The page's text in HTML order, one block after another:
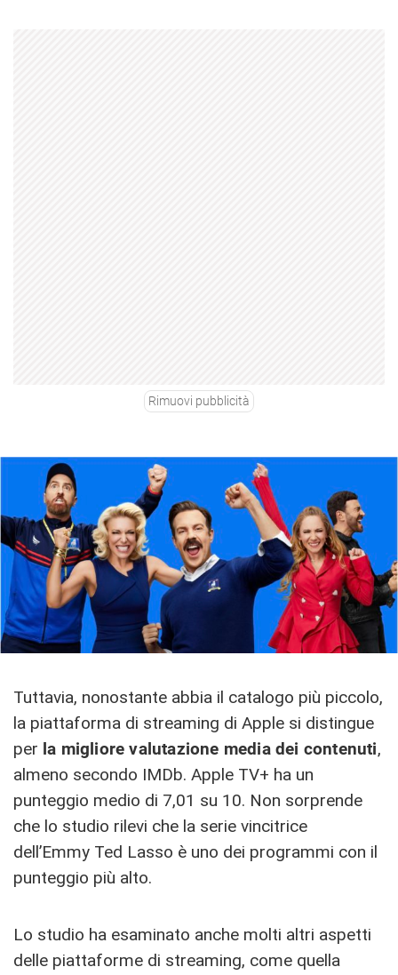
Rimuovi pubblicità
Tuttavia, nonostante abbia il catalogo più piccolo,
la piattaforma di streaming di Apple si distingue
per la migliore valutazione media dei contenuti,
almeno secondo IMDb. Apple TV+ ha un
punteggio medio di 7,01 su 10. Non sorprende
che lo studio rilevi che la serie vincitrice
dell’Emmy Ted Lasso è uno dei programmi con il
punteggio più alto.
Lo studio ha esaminato anche molti altri aspetti
delle piattaforme di streaming, come quella